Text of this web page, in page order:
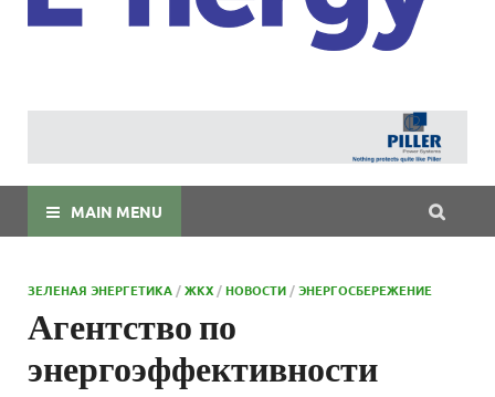
MAIN MENU
ЗЕЛЕНАЯ ЭНЕРГЕТИКА /ЖКХ /НОВОСТИ /ЭНЕРГОСБЕРЕЖЕНИЕ
Агентство по
энергоэффективности